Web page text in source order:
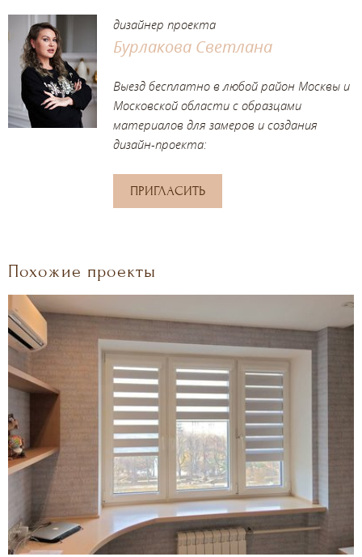
дизайнер проекта
Бурлакова Светлана
Выезд бесплатно в любой район Москвы и
Московской области с образцами
материалов для замеров и создания
дизайн-проекта:
ПРИГЛАСИТЬ
Похожие проекты